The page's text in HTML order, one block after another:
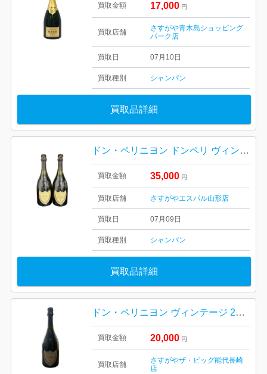
買取金額 17,000 円
買取店舗
さすがや青木島ショッピング
パーク店
買取日 07月10日
買取種別 シャンパン
買取品詳細
ドン・ペリニヨン ドンペリ ヴィンテージ 2017 シャンパン 山形市
買取金額 35,000 円
買取店舗 さすがやエスパル山形店
買取日 07月09日
買取種別 シャンパン
買取品詳細
ドン・ペリニヨン ヴィンテージ 2008
買取金額 20,000 円
買取店舗
さすがやザ・ビッグ能代長崎
店